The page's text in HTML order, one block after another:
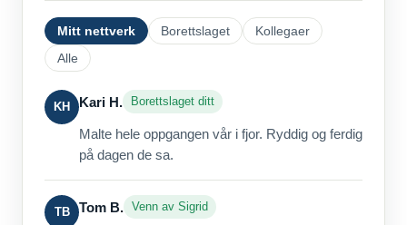
Mitt nettverk Borettslaget
Kollegaer
Alle
KH Kari H. Borettslaget ditt
Malte hele oppgangen vår i fjor. Ryddig og ferdig
på dagen de sa.
TB Tom B. Venn av Sigrid